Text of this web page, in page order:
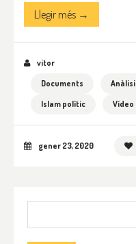
Llegir més →
vitor
Documents
Islam polític
Vídeo
gener 23, 2020